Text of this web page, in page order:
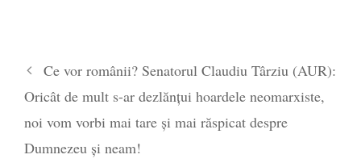
Ce vor românii? Senatorul Claudiu Târziu (AUR):
Oricât de mult s-ar dezlănțui hoardele neomarxiste,
noi vom vorbi mai tare și mai răspicat despre
Dumnezeu și neam!